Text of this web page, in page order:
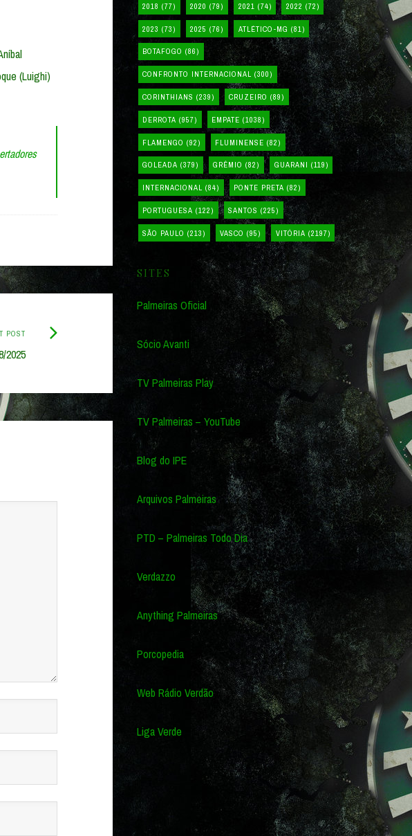
(Luighi)
POST
2025
Next
2018 (77) 2020 (79) 2021 (74) 2022 (72)
2023 (73) 2025 (76) ATLÉTICO-MG (81)
BOTAFOGO (86)
CONFRONTO INTERNACIONAL (300)
CORINTHIANS (239) CRUZEIRO (89)
DERROTA (957) EMPATE (1038)
FLAMENGO (92) FLUMINENSE (82)
GOLEADA (379) GRÊMIO (82) GUARANI (119)
INTERNACIONAL (84) PONTE PRETA (82)
PORTUGUESA (122) SANTOS (225)
SÃO PAULO (213) VASCO (95) VITÓRIA (2197)
SITES
Palmeiras Oficial
Sócio Avanti
TV Palmeiras Play
TV Palmeiras – YouTube
Blog do IPE
Arquivos Palmeiras
PTD – Palmeiras Todo Dia
Verdazzo
Anything Palmeiras
Porcopedia
Web Rádio Verdão
Liga Verde